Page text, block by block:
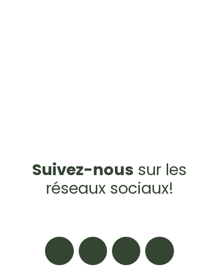
Suivez-nous sur les
réseaux sociaux!